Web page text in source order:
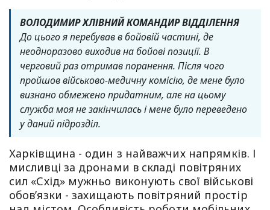
ВОЛОДИМИР ХЛІВНИЙ КОМАНДИР ВІДДІЛЕННЯ
До цього я перебував в бойовій частині, де
неодноразово виходив на бойові позиції. В
черговий раз отримав поранення. Після чого
пройшов військово-медичну комісію, де мене було
визнано обмежено придатним, але на цьому
служба моя не закінчилась і мене було переведено
у даний підрозділ.
Харківщина - один з найважчих напрямків. І
мисливці за дронами в складі повітряних
сил «Схід» мужньо виконують свої військові
обовʼязки - захищають повітряний простір